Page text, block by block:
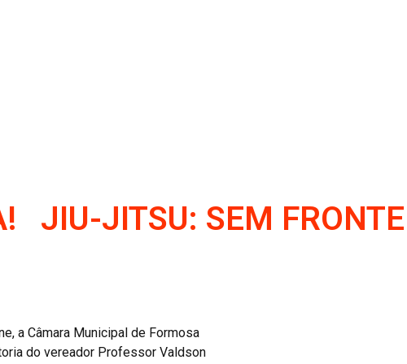
JIU-JITSU: SEM
a Câmara Municipal de Formosa
do vereador Professor Valdson